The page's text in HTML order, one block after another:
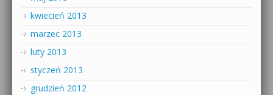
kwiecień 2013
marzec 2013
luty 2013
styczeń 2013
grudzień 2012